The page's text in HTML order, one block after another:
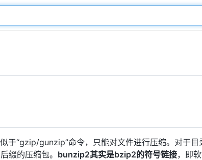
于“gzip/gunzip”命令，只能对文件进行压缩。对于目
缀的压缩包。 bunzip2其实是bzip2的符号链接，即